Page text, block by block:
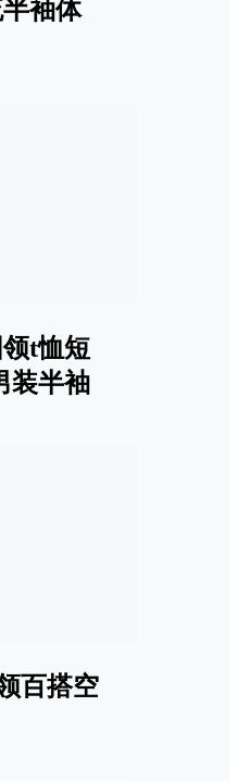
袖体
t恤短
装半袖
百搭空